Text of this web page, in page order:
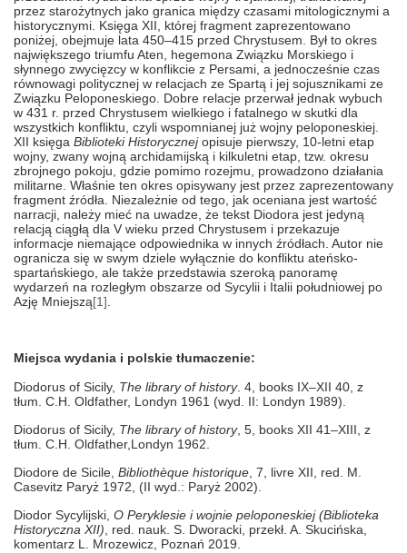
przez starożytnych jako granica między czasami mitologicznymi a
historycznymi. Księga XII, której fragment zaprezentowano
poniżej, obejmuje lata 450–415 przed Chrystusem. Był to okres
największego triumfu Aten, hegemona Związku Morskiego i
słynnego zwycięzcy w konflikcie z Persami, a jednocześnie czas
równowagi politycznej w relacjach ze Spartą i jej sojusznikami ze
Związku Peloponeskiego. Dobre relacje przerwał jednak wybuch
w 431 r. przed Chrystusem wielkiego i fatalnego w skutki dla
wszystkich konfliktu, czyli wspomnianej już wojny peloponeskiej.
XII księga Biblioteki Historycznejopisuje pierwszy, 10-letni etap
wojny, zwany wojną archidamijską i kilkuletni etap, tzw. okresu
zbrojnego pokoju, gdzie pomimo rozejmu, prowadzono działania
militarne. Właśnie ten okres opisywany jest przez zaprezentowany
fragment źródła. Niezależnie od tego, jak oceniana jest wartość
narracji, należy mieć na uwadze, że tekst Diodora jest jedyną
relacją ciągłą dla V wieku przed Chrystusem i przekazuje
informacje niemające odpowiednika w innych źródłach. Autor nie
ogranicza się w swym dziele wyłącznie do konfliktu ateńsko-
spartańskiego, ale także przedstawia szeroką panoramę
wydarzeń na rozległym obszarze od Sycylii i Italii południowej po
Azję Mniejszą[1]
Miejsca wydania i polskie tłumaczenie:
Diodorus of Sicily, The library of history. 4, books IX–XII 40, z
tłum. C.H. Oldfather, Londyn 1961 (wyd. II: Londyn 1989).
Diodorus of Sicily, The library of history, 5, books XII 41–XIII, z
tłum. C.H. Oldfather,Londyn 1962.
Diodore de Sicile, Bibliothèque historique , 7, livre XII, red. M.
Casevitz Paryż 1972, (II wyd.: Paryż 2002).
Diodor Sycylijski, O Peryklesie i wojnie peloponeskiej (Biblioteka
Historyczna XII), red. nauk. S. Dworacki, przekł. A. Skucińska,
komentarz L. Mrozewicz, Poznań 2019.